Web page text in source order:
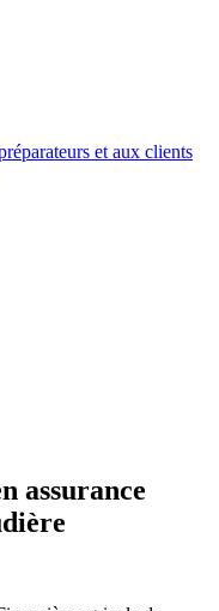
et aux clients
assurance